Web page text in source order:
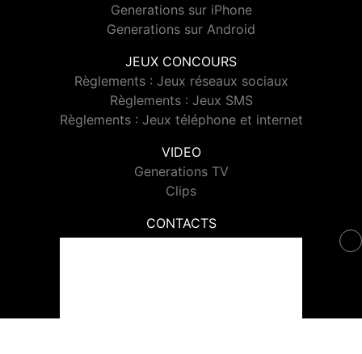
Generations sur iPhone
Generations sur Android
JEUX CONCOURS
Règlements : Jeux réseaux sociaux
Règlements : Jeux SMS
Règlements : Jeux téléphone et internet
VIDEO
Generations TV
Clips
CONTACTS
Contacter Generations